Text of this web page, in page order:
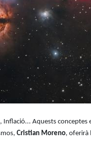
Inflació... Aquests conceptes
Cristian Moreno, oferirà